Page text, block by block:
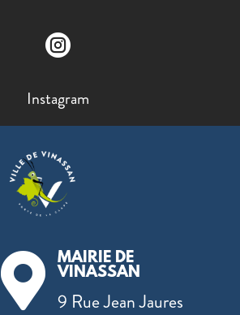

Instagram

MAIRIE DE
VINASSAN
9 Rue Jean Jaures